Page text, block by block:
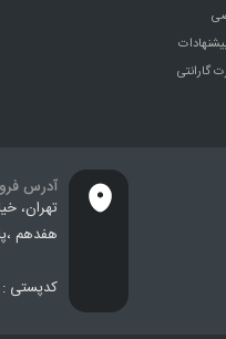
گارانتی
آدرس
تهران،
هفدهم
کدپستی : 45915-15866